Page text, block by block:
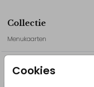
Cookies
bijvoorbeeld elementen toe,
Wil je liever een ander
Kom je ergens niet uit of
contact met ons op, we
Collectie
Menukaarten
Misschien vind